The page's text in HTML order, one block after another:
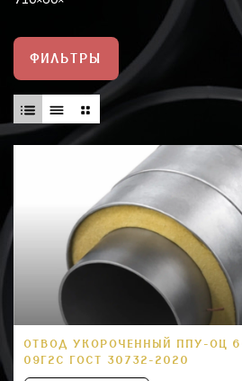
ФИЛЬТРЫ
ОТВОД УКОРОЧЕННЫЙ ППУ-ОЦ
09Г2С ГОСТ 30732-2020